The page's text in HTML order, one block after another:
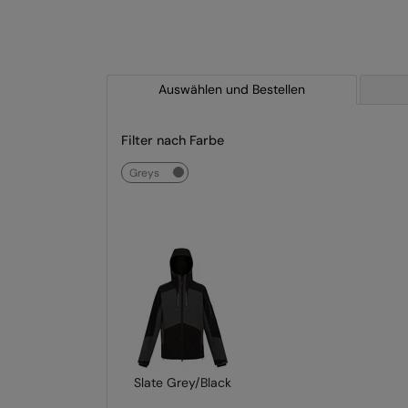
Auswählen und Bestellen
Filter nach Farbe
greys
Slate Grey/Black